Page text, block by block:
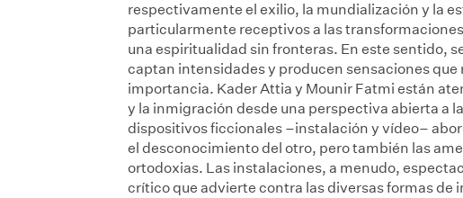
respectivamente el exilio, la mundialización y la
particularmente receptivos a las
una espiritualidad sin fronteras. En este sentido,
captan intensidades y producen sensaciones que
importancia. Kader Attia y Mounir Fatmi están
y la inmigración desde una perspectiva abierta a
dispositivos ficcionales –instalación y vídeo–
el desconocimiento del otro, pero también las
ortodoxias. Las instalaciones, a menudo,
crítico que advierte contra las diversas formas